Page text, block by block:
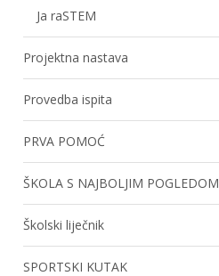
Ja raSTEM
Projektna nastava
Provedba ispita
PRVA POMOĆ
ŠKOLA S NAJBOLJIM POGLEDOM
Školski liječnik
SPORTSKI KUTAK